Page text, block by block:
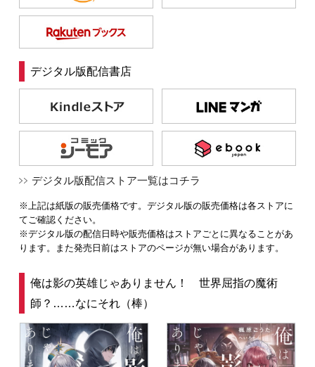
デジタル版配信書店
デジタル版配信ストア一覧はコチラ
※上記は紙版の販売価格です。デジタル版の販売価格は各ストアに
てご確認ください。
※デジタル版の配信日時や販売価格はストアごとに異なることがあ
ります。また発売日前はストアのページが無い場合があります。
俺は影の英雄じゃありません！ 世界屈指の魔術
師？……なにそれ（棒）